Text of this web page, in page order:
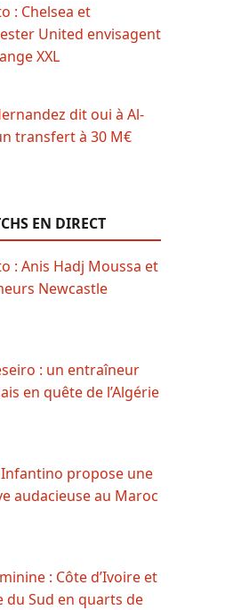
: Chelsea et
United envisagent
XXL
dit oui à Al-
transfert à 30 M€
EN DIRECT
: Anis Hadj Moussa et
Newcastle
: un entraîneur
en quête de l’Algérie
propose une
audacieuse au Maroc
: Côte d’Ivoire et
du Sud en quarts de